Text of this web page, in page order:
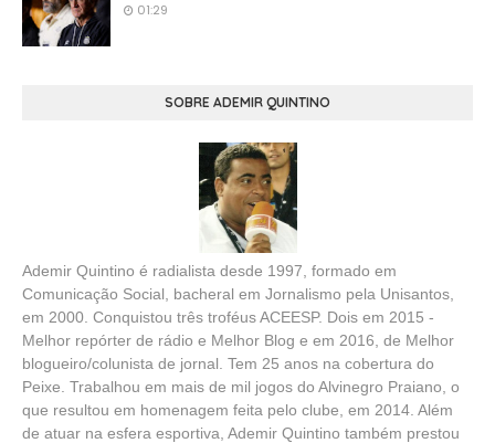
01:29
SOBRE ADEMIR QUINTINO
Ademir Quintino é radialista desde 1997, formado em
Comunicação Social, bacheral em Jornalismo pela Unisantos,
em 2000. Conquistou três troféus ACEESP. Dois em 2015 -
Melhor repórter de rádio e Melhor Blog e em 2016, de Melhor
blogueiro/colunista de jornal. Tem 25 anos na cobertura do
Peixe. Trabalhou em mais de mil jogos do Alvinegro Praiano, o
que resultou em homenagem feita pelo clube, em 2014. Além
de atuar na esfera esportiva, Ademir Quintino também prestou